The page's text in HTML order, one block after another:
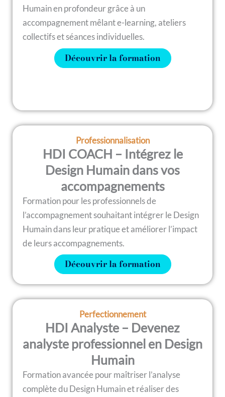
Humain en profondeur grâce à un
accompagnement mêlant e-learning, ateliers
collectifs et séances individuelles.
Découvrir la formation
Professionnalisation
HDI COACH – Intégrez le
Design Humain dans vos
accompagnements
Formation pour les professionnels de
l’accompagnement souhaitant intégrer le Design
Humain dans leur pratique et améliorer l’impact
de leurs accompagnements.
Découvrir la formation
Perfectionnement
HDI Analyste – Devenez
analyste professionnel en Design
Humain
Formation avancée pour maîtriser l’analyse
complète du Design Humain et réaliser des